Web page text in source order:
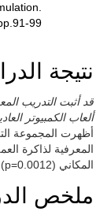
99.
نتيجة
قد أثبت التدريب
ألعاب الكمبيوتر
أظهرت المجموعة
المكاني (p=0.0012) والانتباه المركّز(p=0.0019).
ملخص